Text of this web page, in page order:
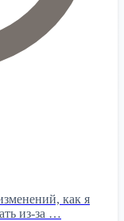
как я
из-за …